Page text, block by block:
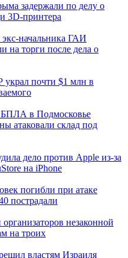
задержали по делу о
3D‑принтера
экс-начальника ГАИ
на торги после дела о
украл почти $1 млн в
БПЛА в Подмосковье
атаковали склад под
дело против Apple из-за
на iPhone
погибли при атаке
пострадали
незаконной
на троих
властям Израиля